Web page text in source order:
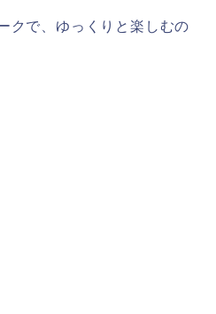
クで、ゆっくりと楽しむの